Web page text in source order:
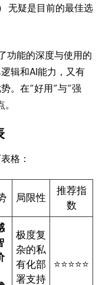
无疑是目前的最佳选
功能的深度与使用的
辑和AI能力，又有
。在“好用”与“强
格：
局限性
推荐指
数
极度复
杂的私
有化部
署支持
⭐⭐⭐⭐⭐